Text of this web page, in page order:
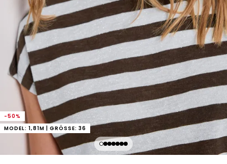
-50%
MODEL: 1,81M | GRÖSSE: 36